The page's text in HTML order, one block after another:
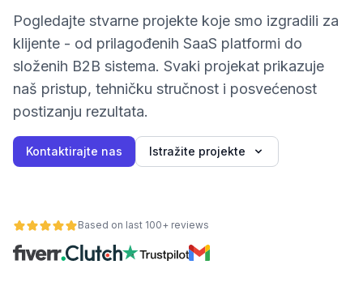
Pogledajte stvarne projekte koje smo izgradili za
klijente - od prilagođenih SaaS platformi do
složenih B2B sistema. Svaki projekat prikazuje
naš pristup, tehničku stručnost i posvećenost
postizanju rezultata.
Kontaktirajte nas Istražite projekte
Based on last 100+ reviews